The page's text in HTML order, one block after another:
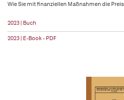
Wie Sie mit finanziellen Maßnahmen die
2023 | Buch
2023 | E-Book - PDF